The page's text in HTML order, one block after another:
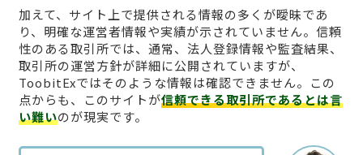
加えて、サイト上で提供される情報の多くが曖昧であ
り、明確な運営者情報や実績が示されていません。信頼
性のある取引所では、通常、法人登録情報や監査結果、
取引所の運営方針が詳細に公開されていますが、
ToobitExではそのような情報は確認できません。この
点からも、このサイトが信頼できる取引所であるとは言
い難いのが現実です。